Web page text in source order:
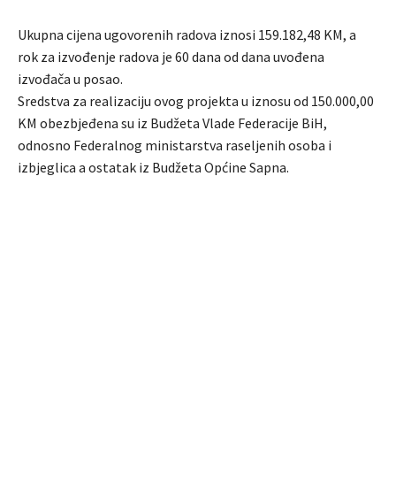
Ukupna cijena ugovorenih radova iznosi 159.182,48 KM, a
rok za izvođenje radova je 60 dana od dana uvođena
izvođača u posao.
Sredstva za realizaciju ovog projekta u iznosu od 150.000,00
KM obezbjeđena su iz Budžeta Vlade Federacije BiH,
odnosno Federalnog ministarstva raseljenih osoba i
izbjeglica a ostatak iz Budžeta Općine Sapna.